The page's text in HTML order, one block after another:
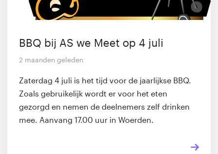
BBQ bij AS we Meet op 4 juli
2 maanden geleden
Zaterdag 4 juli is het tijd voor de jaarlijkse BBQ.
Zoals gebruikelijk wordt er voor het eten
gezorgd en nemen de deelnemers zelf drinken
mee. Aanvang 17.00 uur in Woerden.